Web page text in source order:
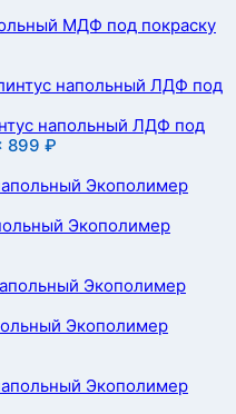
МДФ под покраску
напольный ЛДФ под
899 ₽
Экополимер
Экополимер